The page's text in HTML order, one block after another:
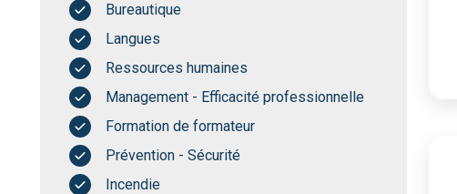
Bureautique
Langues
Ressources humaines
Management - Efficacité professionnelle
Formation de formateur
Prévention - Sécurité
Incendie